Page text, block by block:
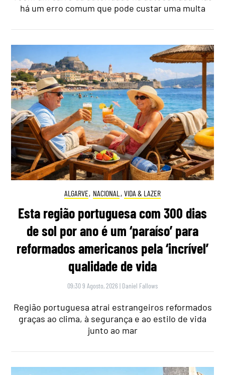
há um erro comum que pode custar uma multa
ALGARVE, NACIONAL , VIDA & LAZER
Esta região portuguesa com 300 dias
de sol por ano é um ‘paraíso’ para
reformados americanos pela ‘incrível’
qualidade de vida
09:30 9 Agosto, 2026 | Daniel Fallows
Região portuguesa atrai estrangeiros reformados
graças ao clima, à segurança e ao estilo de vida
junto ao mar